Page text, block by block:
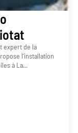
expert de la
l’installation
à La...